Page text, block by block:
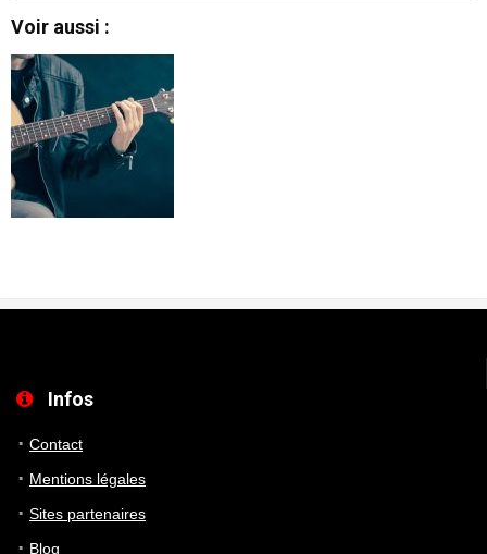
Voir aussi :
Infos
Contact
Mentions légales
Sites partenaires
Blog